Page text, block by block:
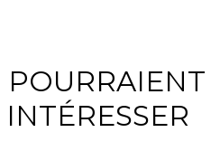
POURRAIENT